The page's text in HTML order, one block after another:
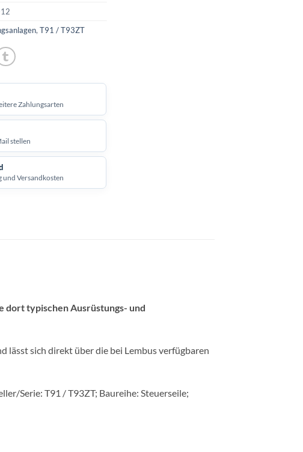
, T91 / T93ZT
Zahlungsarten
stellen
Versandkosten
typischen Ausrüstungs- und
sich direkt über die bei Lembus verfügbaren
Serie: T91 / T93ZT; Baureihe: Steuerseile;